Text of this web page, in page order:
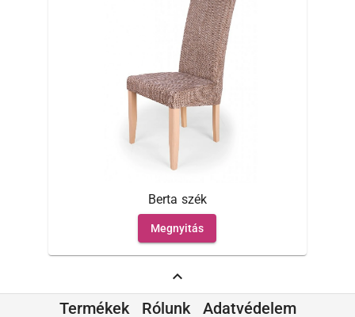
Berta szék
Megnyitás
expand_less
Termékek
Rólunk Adatvédelem